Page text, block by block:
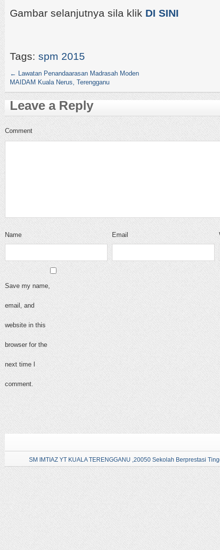
Gambar selanjutnya sila klik DI SINI
Tags: spm 2015
← Lawatan Penandaarasan Madrasah Moden
MAIDAM Kuala Nerus, Terengganu
Leave a Reply
Comment
Name Email
Save my name,
email, and
website in this
browser for the
next time I
comment.
SM IMTIAZ YT KUALA TERENGGANU ,20050 Sekolah Berprestasi